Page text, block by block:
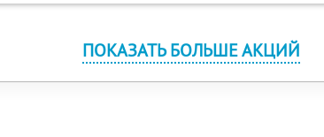
ПОКАЗАТЬ БОЛЬШЕ АКЦИЙ